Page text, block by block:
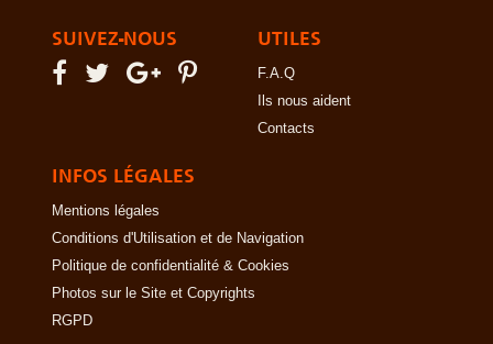
SUIVEZ-NOUS UTILES
F.A.Q
Ils nous aident
Contacts
INFOS LÉGALES
Mentions légales
Conditions d'Utilisation et de Navigation
Politique de confidentialité & Cookies
Photos sur le Site et Copyrights
RGPD